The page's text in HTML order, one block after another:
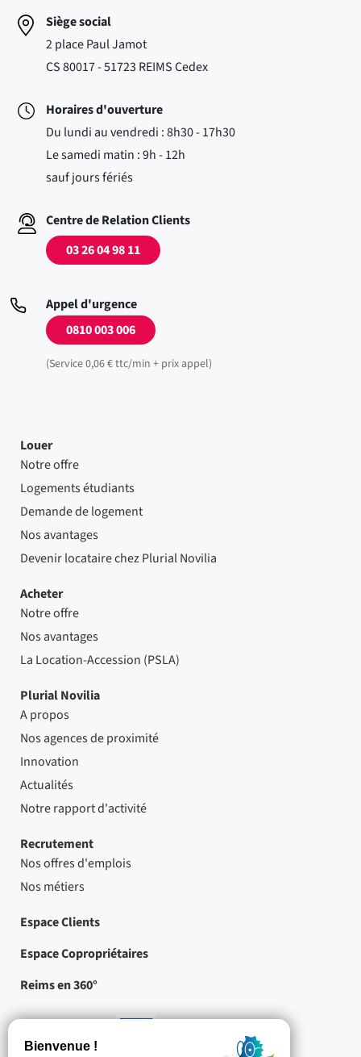
Siège social
2 place Paul Jamot
CS 80017 - 51723 REIMS Cedex
Horaires d'ouverture
Du lundi au vendredi : 8h30 - 17h30
Le samedi matin : 9h - 12h
sauf jours fériés
Centre de Relation Clients
03 26 04 98 11
Appel d'urgence
0810 003 006
(Service 0,06 € ttc/min + prix appel)
Louer
Notre offre
Logements étudiants
Demande de logement
Nos avantages
Devenir locataire chez Plurial Novilia
Acheter
Notre offre
Nos avantages
La Location-Accession (PSLA)
Plurial Novilia
A propos
Nos agences de proximité
Innovation
Actualités
Notre rapport d'activité
Recrutement
Nos offres d'emplois
Nos métiers
Espace Clients
Espace Copropriétaires
Reims en 360°